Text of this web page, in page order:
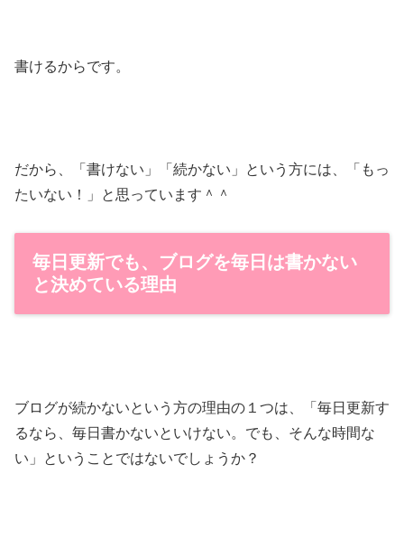
書けるからです。
だから、「書けない」「続かない」という方には、「もっ
たいない！」と思っています＾＾
毎日更新でも、ブログを毎日は書かない
と決めている理由
ブログが続かないという方の理由の１つは、「毎日更新す
るなら、毎日書かないといけない。でも、そんな時間な
い」ということではないでしょうか？